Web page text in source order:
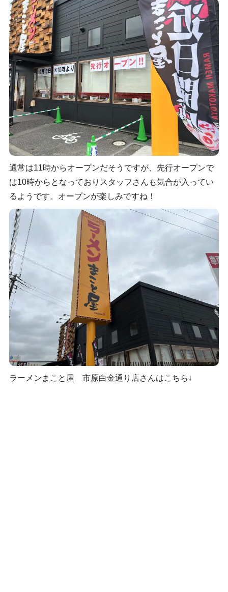
通常は11時からオープンだそうですが、先行オープンで
は10時からとなっておりスタッフさんも気合が入ってい
るようです。オープンが楽しみですね！
ラーメンまこと屋 市原白金通り店さんはこちら↓